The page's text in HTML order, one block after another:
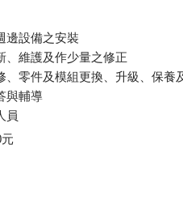
邊設備之安裝
、維護及作少量之修正
、零件及模組更換、升級、保
與輔導
員